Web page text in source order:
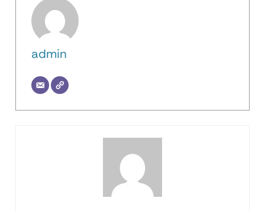
admin